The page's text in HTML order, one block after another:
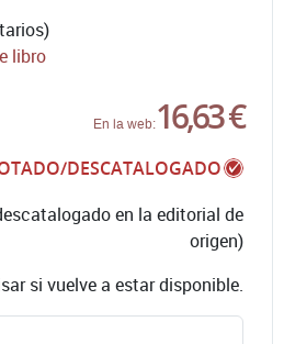
libro
En la web:16,63 €
DESCATALOGADO
en la editorial de
origen)
si vuelve a estar disponible.